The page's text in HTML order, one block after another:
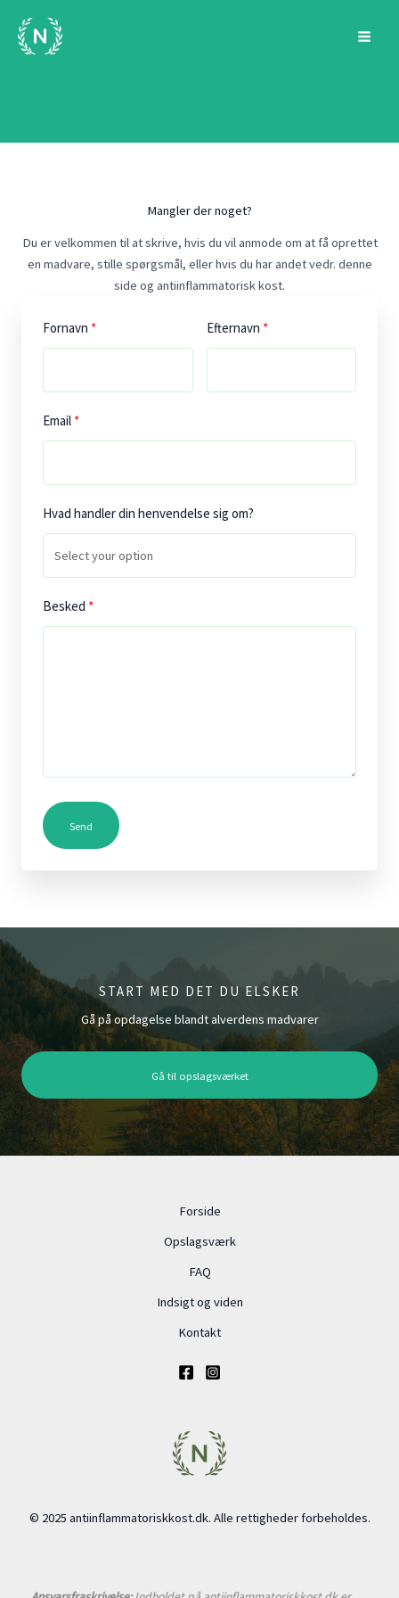
indholdet
Mangler der noget?
Du er velkommen til at skrive, hvis du vil anmode om at få oprettet
en madvare, stille spørgsmål, eller hvis du har andet vedr. denne
side og antiinflammatorisk kost.
Fornavn Efternavn
Email
Hvad handler din henvendelse sig om?
Besked
Send
START MED DET DU ELSKER
Gå på opdagelse blandt alverdens madvarer
Gå til opslagsværket
Forside
Opslagsværk
FAQ
Indsigt og viden
Kontakt
© 2025 antiinflammatoriskkost.dk. Alle rettigheder forbeholdes.